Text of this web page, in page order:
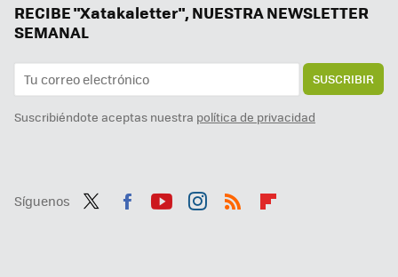
RECIBE "Xatakaletter", NUESTRA NEWSLETTER
SEMANAL
SUSCRIBIR
Suscribiéndote aceptas nuestra política de privacidad
Síguenos